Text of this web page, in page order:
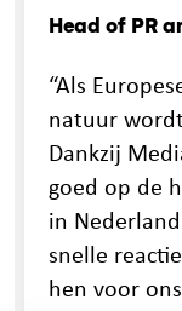
Head of PR
“Als
natuur
Dankzij
goed op de
in
snelle
hen voor